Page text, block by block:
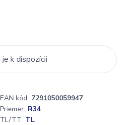
k dispozícii
EAN kód: 7291050059947
Priemer: R34
TL/TT: TL